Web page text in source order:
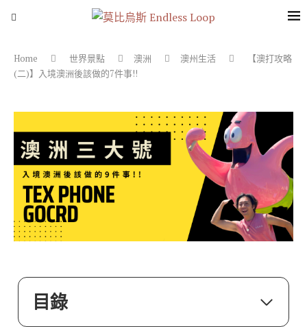
Home 世界景點 澳洲 澳州生活
【澳打攻略
(二)】入境澳洲後該做的7件事!!
目錄